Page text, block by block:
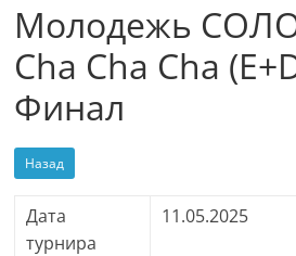
танцы
в
Казахстане
Молодежь
Cha Cha Cha
Финал
Назад
Дата
турнира
11.05.2025